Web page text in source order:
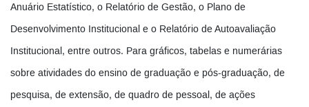
Anuário Estatístico, o Relatório de Gestão, o Plano de
Desenvolvimento Institucional e o Relatório de Autoavaliação
Institucional, entre outros. Para gráficos, tabelas e numerárias
sobre atividades do ensino de graduação e pós-graduação, de
pesquisa, de extensão, de quadro de pessoal, de ações